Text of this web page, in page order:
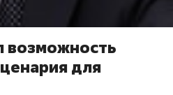
возможность
для